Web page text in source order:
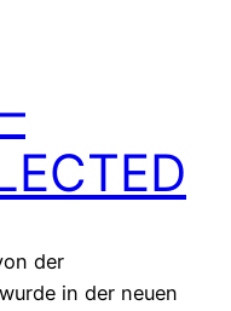
der
in der neuen